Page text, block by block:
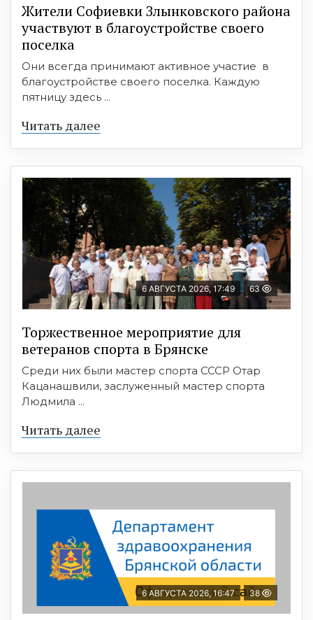
Жители Софиевки Злынковского района
участвуют в благоустройстве своего
поселка
Они всегда принимают активное участие в
благоустройстве своего поселка. Каждую
пятницу здесь ...
Читать далее
6 АВГУСТА 2026, 17:49 63
Торжественное мероприятие для
ветеранов спорта в Брянске
Среди них были мастер спорта СССР Отар
Кацанашвили, заслуженный мастер спорта
Людмила ...
Читать далее
6 АВГУСТА 2026, 16:47 38